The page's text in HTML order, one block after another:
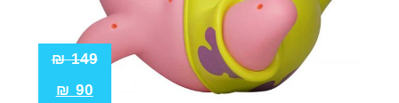
149
₪
90
₪